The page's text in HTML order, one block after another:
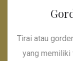
Tirai atau
yang memiliki